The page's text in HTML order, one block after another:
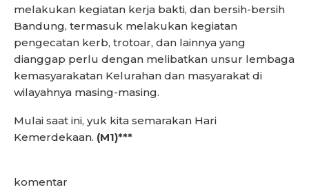
melakukan kegiatan kerja bakti, dan bersih-bersih
Bandung, termasuk melakukan kegiatan
pengecatan kerb, trotoar, dan lainnya yang
dianggap perlu dengan melibatkan unsur lembaga
kemasyarakatan Kelurahan dan masyarakat di
wilayahnya masing-masing.
Mulai saat ini, yuk kita semarakan Hari
Kemerdekaan. (M1)***
komentar